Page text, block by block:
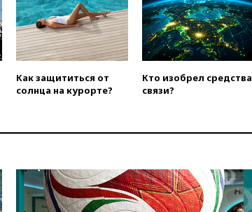
вчера, 20:15Сенат США
одобрил ужесточение
санкций против России и
Ирана
против журналистки Катерины
Гордеевой о фейках о ВС
вчера, 19:35Зеленский
впервые совершил
Как защититься от
солнца на курорте?
Кто изобрел средства
связи?